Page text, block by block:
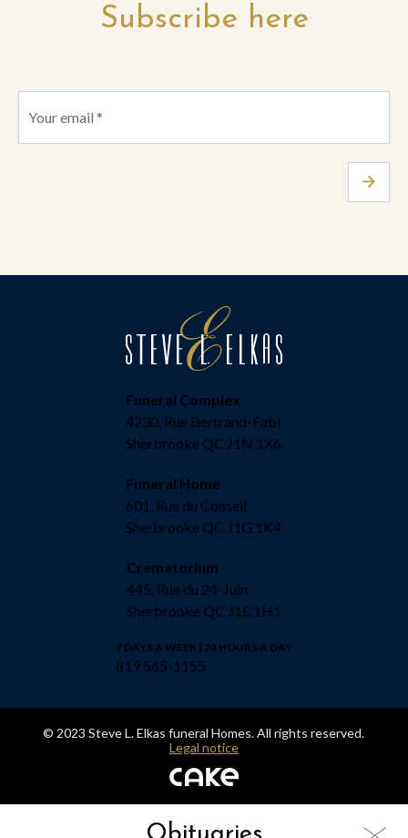
Subscribe here
Funeral Complex
4230, Rue Bertrand-Fabi
Sherbrooke QC J1N 1X6
Funeral Home
601, Rue du Conseil
Sherbrooke QC J1G 1K4
Crematorium
445, Rue du 24-Juin
Sherbrooke QC J1E 1H1
7 DAYS A WEEK | 24 HOURS A DAY
819 565-1155
© 2023 Steve L. Elkas funeral Homes. All rights reserved.
Legal notice